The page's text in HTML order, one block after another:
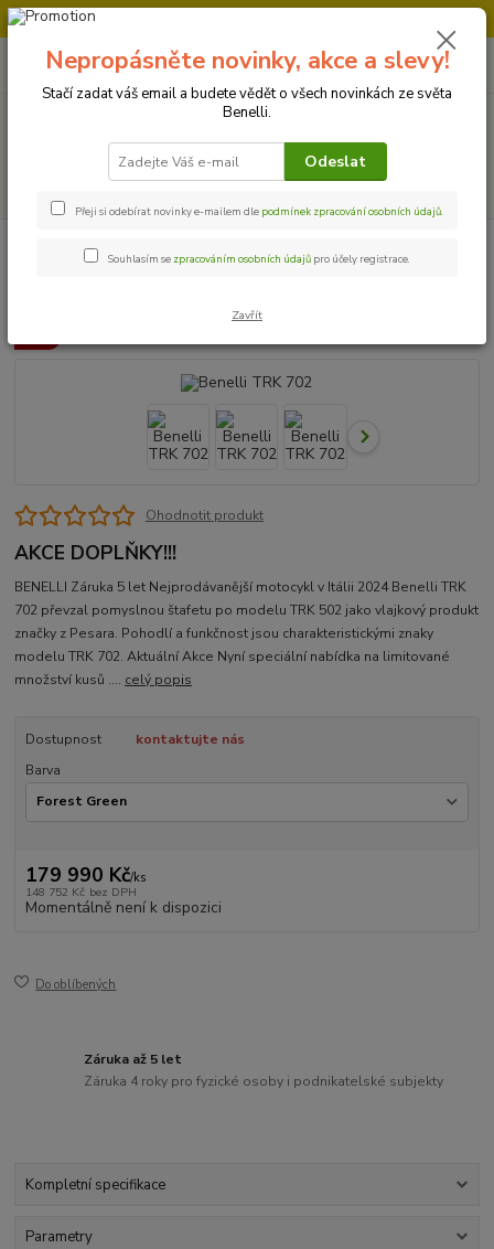
+420 728 500 481
Po-Pá 8:00 - 17:00
0
za0 Kč
Ohodnotit produkt
AKCE DOPLŇKY!!!
BENELLI Záruka 5 let Nejprodávanější motocykl v Itálii 2024 Benelli TRK
702 převzal pomyslnou štafetu po modelu TRK 502 jako vlajkový produkt
značky z Pesara. Pohodlí a funkčnost jsou charakteristickými znaky
modelu TRK 702. Aktuální Akce Nyní speciální nabídka na limitované
množství kusů .... celý popis
Dostupnost
kontaktujte nás
Barva
179 990 Kč/ks
148 752 Kč bez DPH
Momentálně není k dispozici
Do oblíbených
Záruka až 5 let
Záruka 4 roky pro fyzické osoby i podnikatelské subjekty
Kompletní specifikace
Parametry
Nepropásněte novinky, akce a slevy!
Stačí zadat váš email a budete vědět o všech novinkách ze světa
Benelli.
Odeslat
Přeji si odebírat novinky e-mailem dle podmínek zpracování osobních údajů.
Souhlasím se zpracováním osobních údajů pro účely registrace.
Zavřít